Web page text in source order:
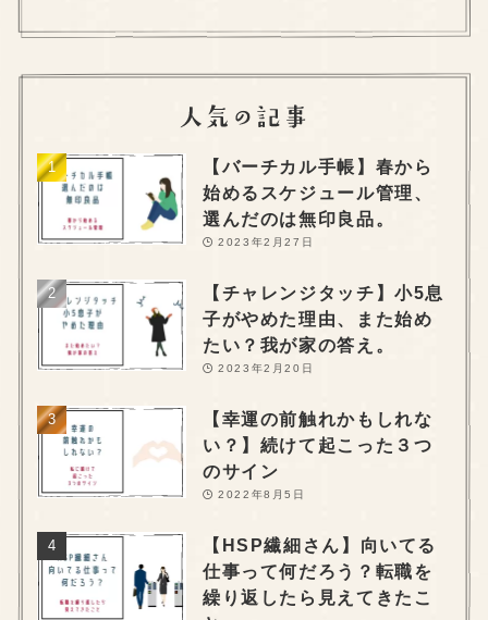
【バーチカル手帳】春から
始めるスケジュール管理、
選んだのは無印良品。
2023年2月27日
【チャレンジタッチ】小5息
子がやめた理由、また始め
たい？我が家の答え。
2023年2月20日
【幸運の前触れかもしれな
い？】続けて起こった３つ
のサイン
2022年8月5日
【HSP繊細さん】向いてる
仕事って何だろう？転職を
繰り返したら見えてきたこ